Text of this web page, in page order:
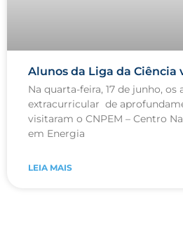
Alunos da Liga da Ciência
Na quarta-feira, 17 de junho, os
extracurricular de
visitaram o CNPEM – Centro
em Energia
LEIA MAIS